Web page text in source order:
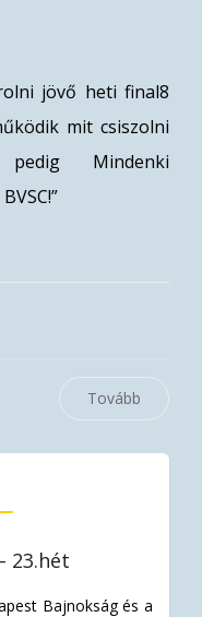
jövő heti final8
mit csiszolni
Mindenki
Tovább
23.hét
Bajnokság és a